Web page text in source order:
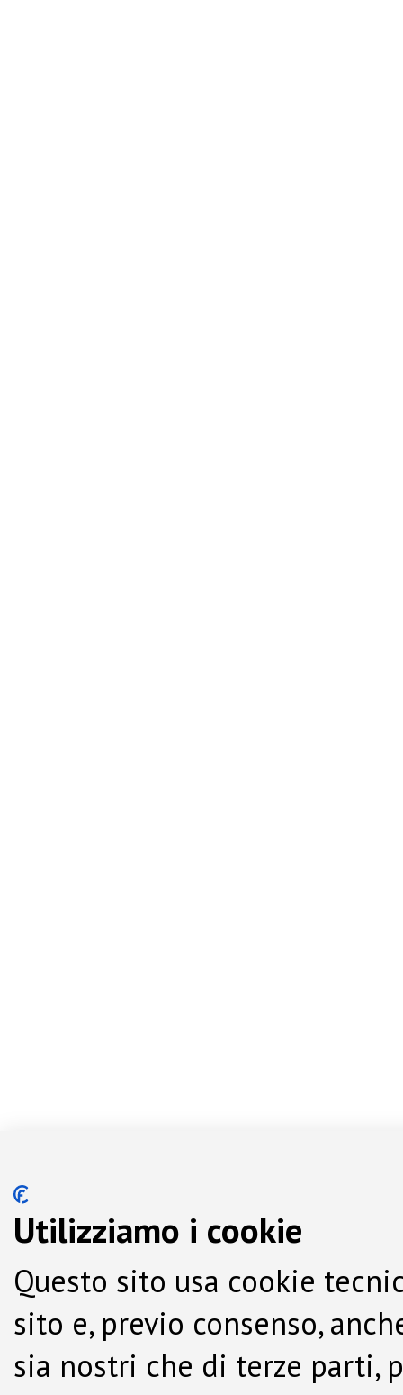
Utilizziamo i cookie
Questo sito usa cookie
sito e, previo consenso,
sia nostri che di terze parti,